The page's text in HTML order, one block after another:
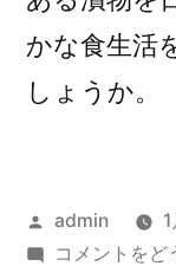
かな食生活
しょうか。
投
稿
admin
コメントをど